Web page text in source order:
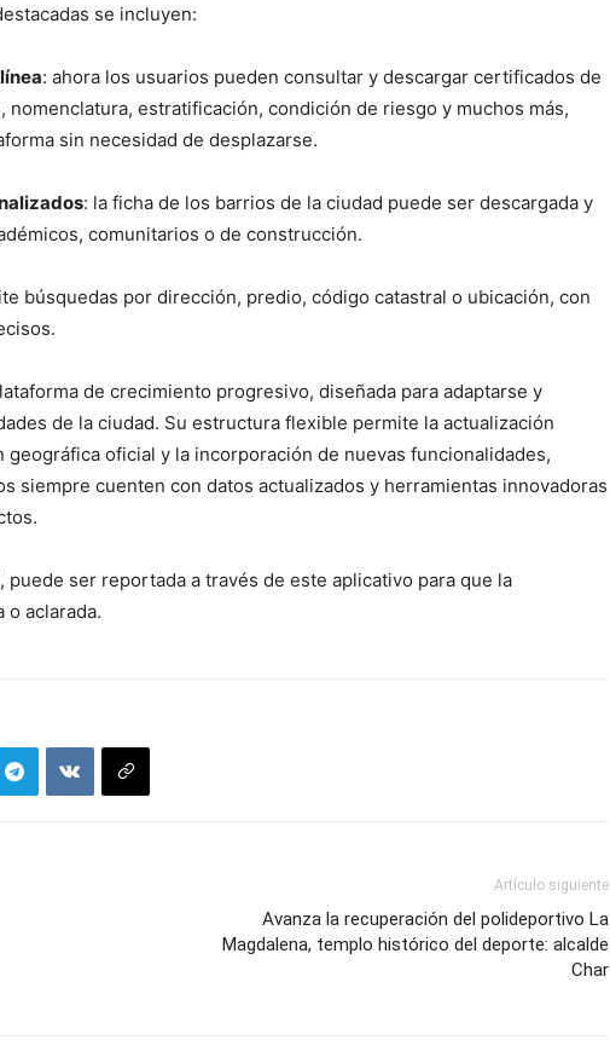
se incluyen:
: ahora los usuarios pueden consultar y descargar certificados de
nomenclatura, estratificación, condición de riesgo y muchos más,
sin necesidad de desplazarse.
: la ficha de los barrios de la ciudad puede ser descargada y
comunitarios o de construcción.
búsquedas por dirección, predio, código catastral o ubicación, con
de crecimiento progresivo, diseñada para adaptarse y
de la ciudad. Su estructura flexible permite la actualización
oficial y la incorporación de nuevas funcionalidades,
siempre cuenten con datos actualizados y herramientas innovadoras
puede ser reportada a través de este aplicativo para que la
o aclarada.
Artículo siguiente
Avanza la recuperación del polideportivo La
Magdalena, templo histórico del deporte: alcalde
Char